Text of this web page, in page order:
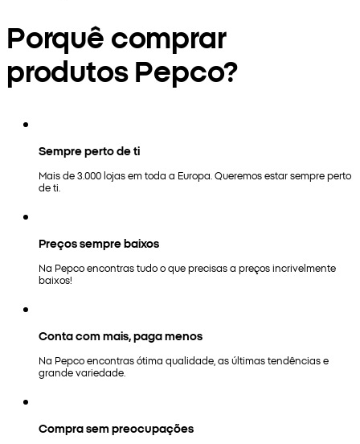
Porquê comprar
produtos Pepco?
Sempre perto de ti
Mais de 3.000 lojas em toda a Europa. Queremos estar sempre perto
de ti.
Preços sempre baixos
Na Pepco encontras tudo o que precisas a preços incrivelmente
baixos!
Conta com mais, paga menos
Na Pepco encontras ótima qualidade, as últimas tendências e
grande variedade.
Compra sem preocupações